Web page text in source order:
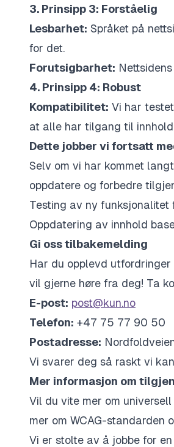
3. Prinsipp 3: Forståelig
Lesbarhet: Språket på
for det.
Forutsigbarhet:
4. Prinsipp 4: Robust
Kompatibilitet: Vi har
at alle har tilgang til
Dette jobber vi fortsatt
Selv om vi har kommet
oppdatere og forbedre
Testing av ny funksjonalitet
Oppdatering av innhold
Gi oss tilbakemelding
Har du opplevd
vil gjerne høre fra deg! Ta
E-post: post@kun.no
Telefon: +47 75 77 90 50
Postadresse:
Vi svarer deg så raskt vi
Mer informasjon om
Vil du vite mer om
mer om WCAG-standarden
Vi er stolte av å jobbe for